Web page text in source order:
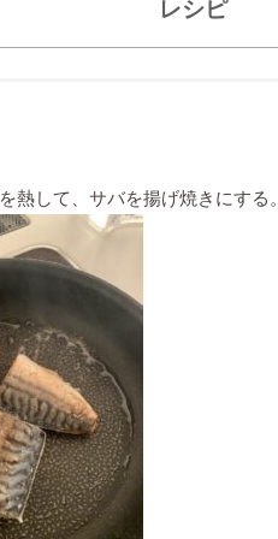
レシピ
熱して、サバを揚げ焼きにする。